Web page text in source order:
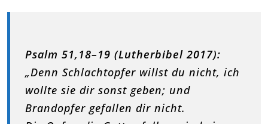
Psalm 51,18–19 (Lutherbibel 2017):
„Denn Schlachtopfer willst du nicht, ich
wollte sie dir sonst geben; und
Brandopfer gefallen dir nicht.